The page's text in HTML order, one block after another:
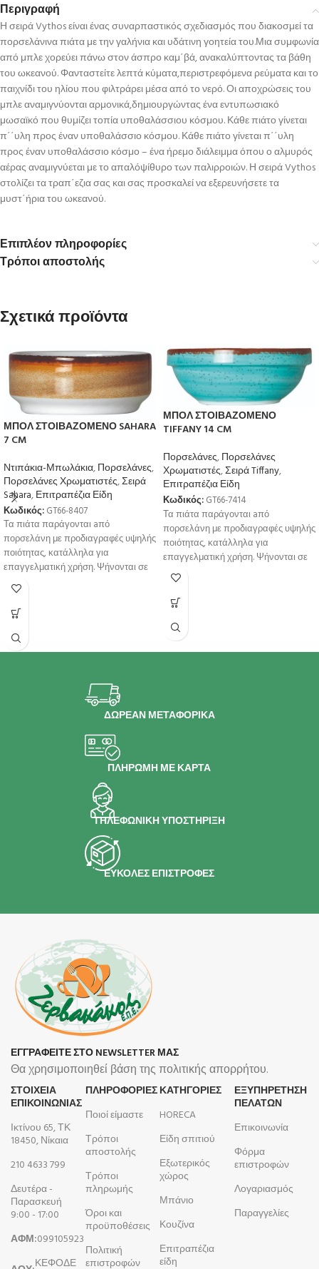
Περιγραφή
Η σειρά Vythos είναι ένας συναρπαστικός σχεδιασμός που διακοσμεί τα
πορσελάνινα πιάτα με την γαλήνια και υδάτινη γοητεία του.Μια συμφωνία
από μπλε χορεύει πάνω στον άσπρο καμ΄βά, ανακαλύπτοντας τα βάθη
του ωκεανού. Φανταστείτε λεπτά κύματα,περιστρεφόμενα ρεύματα και το
παιχνίδι του ηλίου που φιλτράρει μέσα από το νερό. Οι αποχρώσεις του
μπλε αναμιγνύονται αρμονικά,δημιουργώντας ένα εντυπωσιακό
μωσαϊκό που θυμίζει τοπία υποθαλάσσιου κόσμου. Κάθε πιάτο γίνεται
π΄΄υλη προς έναν υποθαλάσσιο κόσμου. Κάθε πιάτο γίνεται π΄΄υλη
προς έναν υποθαλάσσιο κόσμο – ένα ήρεμο διάλειμμα όπου ο αλμυρός
αέρας αναμιγνύεται με το απαλόψίθυρο των παλιρροιών. Η σειρά Vythos
στολίζει τα τραπ΄εζια σας και σας προσκαλεί να εξερευνήσετε τα
μυστ΄ήρια του ωκεανού.
Επιπλέον πληροφορίες
Τρόποι αποστολής
Σχετικά προϊόντα
ΜΠΟΛ ΣΤΟΙΒΑΖΟΜΕΝΟ SAHARA
7 CM
Ντιπάκια-Μπωλάκια,Πορσελάνες,
Πορσελάνες Χρωματιστές,Σειρά
Sahara,Επιτραπέζια Είδη
Κωδικός: GT66-8407
Τα πιάτα παράγονται aπό
πορσελάνη με προδιαγραφές υψηλής
ποιότητας, κατάλληλα για
επαγγελματική χρήση. Ψήνονται σε
υψηλή θερμοκρσία για μεγαλύτερη
αντοχή
ΜΠΟΛ ΣΤΟΙΒΑΖΟΜΕΝΟ
TIFFANY 14 CM
Πορσελάνες,Πορσελάνες
Χρωματιστές,Σειρά Tiffany,
Επιτραπέζια Είδη
Κωδικός: GT66-7414
Τα πιάτα παράγονται aπό
πορσελάνη με προδιαγραφές υψηλής
ποιότητας, κατάλληλα για
επαγγελματική χρήση. Ψήνονται σε
υψηλή θερμοκρσία για μεγαλύτερη
αντοχή
ΔΩΡΕΑΝ ΜΕΤΑΦΟΡΙΚΑ
ΠΛΗΡΩΜΗ ΜΕ ΚΑΡΤΑ
ΤΗΛΕΦΩΝΙΚΗ ΥΠΟΣΤΗΡΙΞΗ
ΕΥΚΟΛΕΣ ΕΠΙΣΤΡΟΦΕΣ
ΕΓΓΡΑΦΕΙΤΕ ΣΤΟ NEWSLETTER ΜΑΣ
Θα χρησιμοποιηθεί βάση της πολιτικής απορρήτου.
ΣΤΟΙΧΕΙΑ
ΕΠΙΚΟΙΝΩΝΙΑΣ
Ικτίνου 65, ΤΚ
18450, Νίκαια
210 4633 799
Δευτέρα -
Παρασκευή
9:00 - 17:00
ΑΦΜ:099105923
ΚΕΦΟΔΕ
ΠΛΗΡΟΦΟΡΊΕΣ
Ποιοί είμαστε
Τρόποι
αποστολής
Τρόποι
πληρωμής
Όροι και
προϋποθέσεις
Πολιτική
επιστροφών
ΚΑΤΗΓΟΡΙΕΣ
HORECA
Είδη σπιτιού
Εξωτερικός
χώρος
Μπάνιο
Κουζίνα
Επιτραπέζια
είδη
ΕΞΥΠΗΡΕΤΗΣΗ
ΠΕΛΑΤΩΝ
Επικοινωνία
Φόρμα
επιστροφών
Λογαριασμός
Παραγγελίες